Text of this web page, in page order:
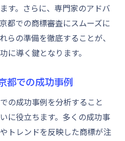
す。さらに、専門家のアドバ
都での商標審査にスムーズに
らの準備を徹底することが、
に導く鍵となります。
都での成功事例
の成功事例を分析すること
に役立ちます。多くの成功事
トレンドを反映した商標が注